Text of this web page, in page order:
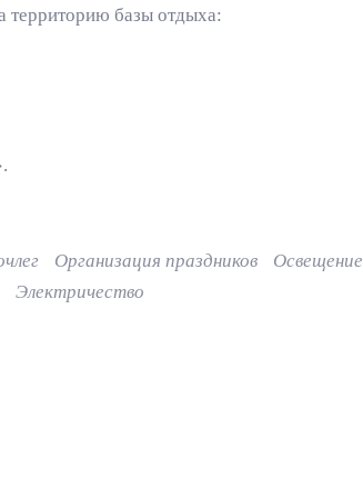
территорию базы отдыха:
Организация праздников Освещение
Электричество